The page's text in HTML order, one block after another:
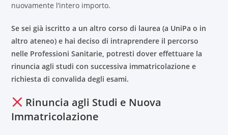
nuovamente l’intero importo.
Se sei già iscritto a un altro corso di laurea (a UniPa o in
altro ateneo) e hai deciso di intraprendere il percorso
nelle Professioni Sanitarie, potresti dover effettuare la
rinuncia agli studi con successiva immatricolazione e
richiesta di convalida degli esami.
Rinuncia agli Studi e Nuova
Immatricolazione